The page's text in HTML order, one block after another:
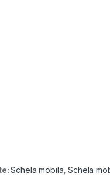
Schela mobila ,Schela